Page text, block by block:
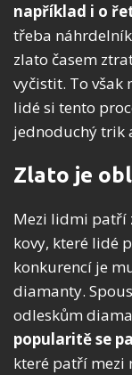
například i o
třeba
zlato časem
vyčistit. To však
lidé si tento
jednoduchý trik
Zlato je
Mezi lidmi patří
kovy, které lidé
konkurencí je
diamanty.
odleskům
popularitě se
které patří mezi